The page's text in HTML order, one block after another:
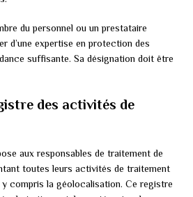
du personnel ou un prestataire
d’une expertise en protection des
suffisante. Sa désignation doit être
des activités de
aux responsables de traitement de
toutes leurs activités de traitement
y compris la géolocalisation. Ce registre